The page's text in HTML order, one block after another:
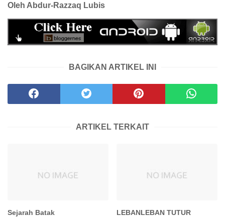
Oleh Abdur-Razzaq Lubis
BAGIKAN ARTIKEL INI
ARTIKEL TERKAIT
Sejarah Batak LEBANLEBAN TUTUR